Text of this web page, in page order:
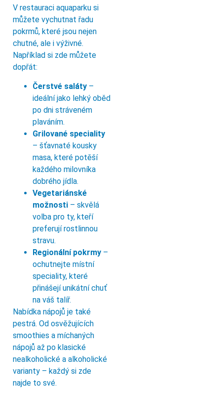
V restauraci aquaparku si
můžete vychutnat řadu
pokrmů, které jsou nejen
chutné, ale i výživné.
Například si zde můžete
dopřát:
Čerstvé saláty –
ideální jako lehký oběd
po dni stráveném
plaváním.
Grilované speciality
– šťavnaté kousky
masa, které potěší
každého milovníka
dobrého jídla.
Vegetariánské
možnosti – skvělá
volba pro ty, kteří
preferují rostlinnou
stravu.
Regionální pokrmy –
ochutnejte místní
speciality, které
přinášejí unikátní chuť
na váš talíř.
Nabídka nápojů je také
pestrá. Od osvěžujících
smoothies a míchaných
nápojů až po klasické
nealkoholické a alkoholické
varianty – každý si zde
najde to své.